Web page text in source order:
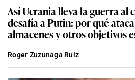
Así Ucrania lleva la guerra al
desafía a Putin: por qué
almacenes y otros objetivos
Roger Zuzunaga Ruiz